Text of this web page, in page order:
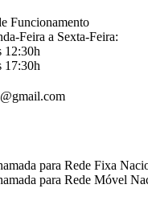
Funcionamento
Feira a Sexta-Feira:
12:30h
17:30h
para Rede Fixa
para Rede Móvel